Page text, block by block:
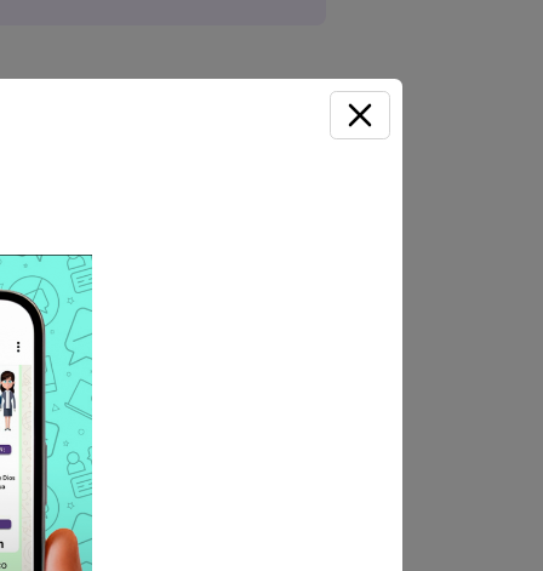
en físico por mesa ue
fuera de la fecha y hora